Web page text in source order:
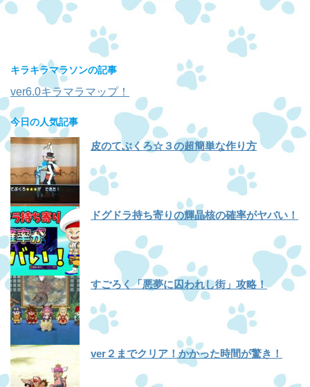
キラキラマラソンの記事
ver6.0キラマラマップ！
今日の人気記事
皮のてぶくろ☆３の超簡単な作り方
ドグドラ持ち寄りの輝晶核の確率がヤバい！
すごろく「悪夢に囚われし街」攻略！
ver２までクリア！かかった時間が驚き！